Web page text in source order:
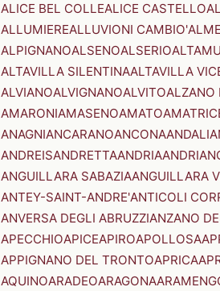
ALICE BEL COLLEALICE CASTELLO
ALLUMIEREALLUVIONI CAMBIO'
ALPIGNANOALSENOALSERIO
ALTAVILLA SILENTINAALTAVILLA
ALVIANOALVIGNANOALVITOALZANO
AMARONIAMASENOAMATO
ANAGNIANCARANOANCONAANDALI
ANDREISANDRETTAANDRIA
ANGUILLARA SABAZIAANGUILLARA
ANTEY-SAINT-ANDRE'ANTICOLI
ANVERSA DEGLI ABRUZZIANZANO
APECCHIOAPICEAPIROAPOLLOSA
APPIGNANO DEL TRONTOAPRICA
AQUINOARADEOARAGONA